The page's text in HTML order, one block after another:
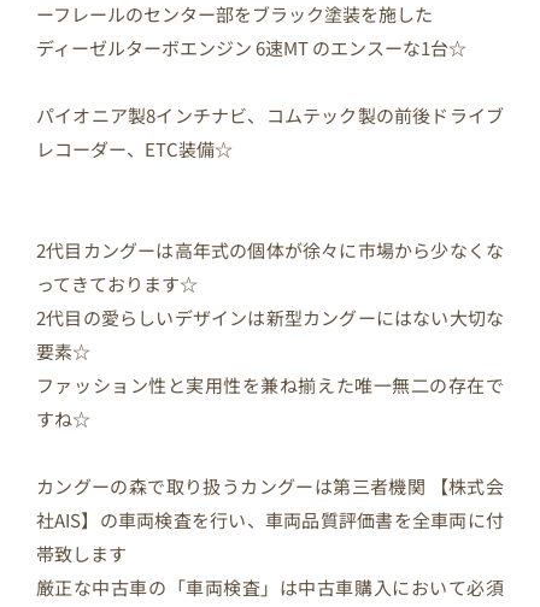
ーフレールのセンター部をブラック塗装を施した
ディーゼルターボエンジン 6速MT のエンスーな1台☆
パイオニア製8インチナビ、コムテック製の前後ドライブ
レコーダー、ETC装備☆
2代目カングーは高年式の個体が徐々に市場から少なくな
ってきております☆
2代目の愛らしいデザインは新型カングーにはない大切な
要素☆
ファッション性と実用性を兼ね揃えた唯一無二の存在で
すね☆
カングーの森で取り扱うカングーは第三者機関 【株式会
社AIS】の車両検査を行い、車両品質評価書を全車両に付
帯致します
厳正な中古車の「車両検査」は中古車購入において必須